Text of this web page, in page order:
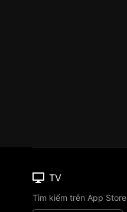
TV
Tìm kiếm trên App Store